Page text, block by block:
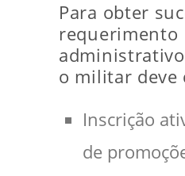
Para obter
requerimento
o militar deve
Inscrição
de